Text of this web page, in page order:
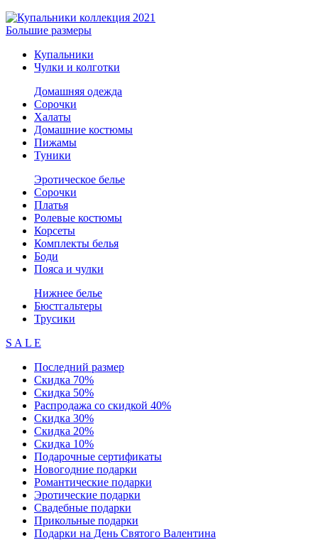
Большие размеры
Купальники
Чулки и колготки
Домашняя одежда
Сорочки
Халаты
Домашние костюмы
Пижамы
Туники
Эротическое белье
Сорочки
Платья
Ролевые костюмы
Корсеты
Комплекты белья
Боди
Пояса и чулки
Нижнее белье
Бюстгальтеры
Трусики
S A L E
Последний размер
Скидка 70%
Скидка 50%
Распродажа со скидкой 40%
Скидка 30%
Скидка 20%
Скидка 10%
Подарочные сертификаты
Новогодние подарки
Романтические подарки
Эротические подарки
Свадебные подарки
Прикольные подарки
Подарки на День Святого Валентина